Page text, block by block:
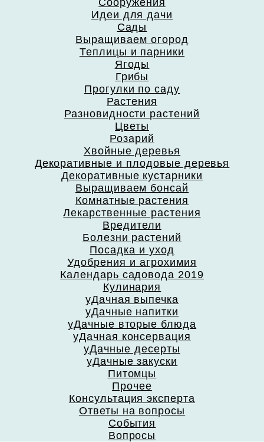
Сооружения
Идеи для дачи
Сады
Выращиваем огород
Теплицы и парники
Ягоды
Грибы
Прогулки по саду
Растения
Разновидности растений
Цветы
Розарий
Хвойные деревья
Декоративные и плодовые деревья
Декоративные кустарники
Выращиваем бонсай
Комнатные растения
Лекарственные растения
Вредители
Болезни растений
Посадка и уход
Удобрения и агрохимия
Календарь садовода 2019
Кулинария
уДачная выпечка
уДачные напитки
уДачные вторые блюда
уДачная консервация
уДачные десерты
уДачные закуски
Питомцы
Прочее
Консультация эксперта
Ответы на вопросы
События
Вопросы